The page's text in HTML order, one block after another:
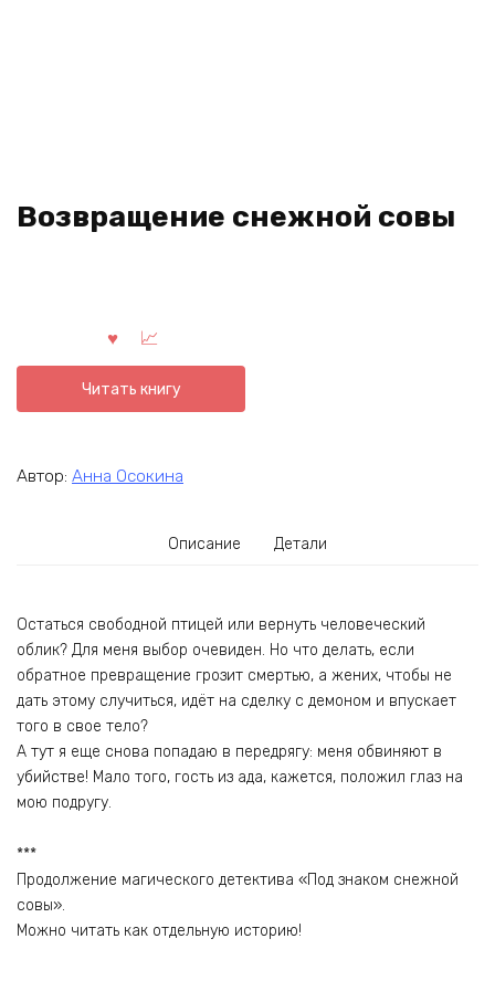
Возвращение снежной совы
Читать книгу
Автор: Анна Осокина
Описание Детали
Остаться свободной птицей или вернуть человеческий
облик? Для меня выбор очевиден. Но что делать, если
обратное превращение грозит смертью, а жених, чтобы не
дать этому случиться, идёт на сделку с демоном и впускает
того в свое тело?
А тут я еще снова попадаю в передрягу: меня обвиняют в
убийстве! Мало того, гость из ада, кажется, положил глаз на
мою подругу.
***
Продолжение магического детектива «Под знаком снежной
совы».
Можно читать как отдельную историю!